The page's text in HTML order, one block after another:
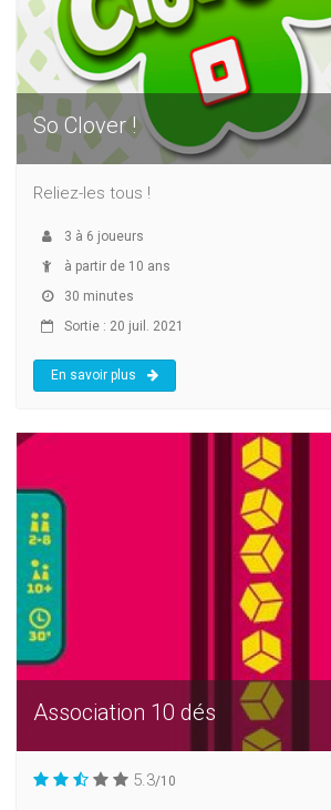
So Clover !
Reliez-les tous !
3 à 6 joueurs
à partir de 10 ans
30 minutes
Sortie : 20 juil. 2021
En savoir plus
Association 10 dés
5.3/10